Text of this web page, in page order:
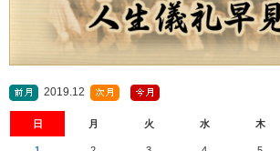
2019.12
日 月 火 水 木